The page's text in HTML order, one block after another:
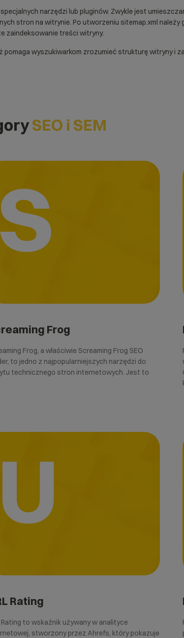
narzędzi lub pluginów. Zwykle jest
stron na witrynie. Po utworzeniu sitemap.xml należy
zaindeksowanie treści witryny.
pomaga wyszukiwarkom zrozumieć strukturę witryny i
SEO i SEM
S
Frog
Frog, a właściwie Screaming Frog SEO
to jedno z najpopularniejszych narzędzi do
technicznego stron internetowych. Jest to
U
Rating
Rating to wskaźnik używany w analityce
stworzony przez Ahrefs, który pokazuje